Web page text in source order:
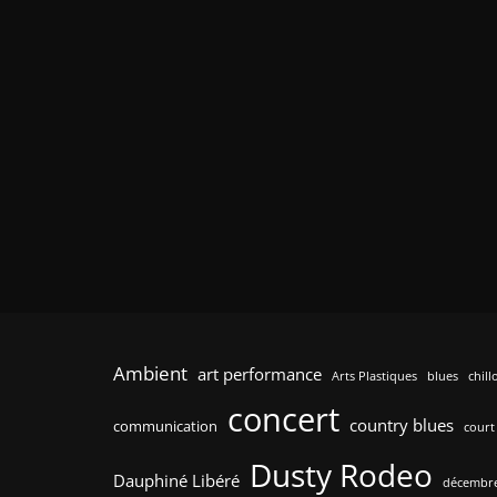
Ambient art performance Arts Plastiques blues
communication concert country blues court
Dauphiné Libéré Dusty Rodeo